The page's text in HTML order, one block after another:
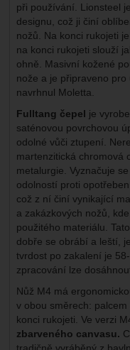
při používání. Lionsteel
designu, což ji činí
nožů. Na konci rukojeti je
na konci rukojeti slouží
ohně. Masivní kožené
nože a je připraveno
navrhnul Moletta.
Fulltang čepel je
saténovou povrchovou
odolné vůči ztupení.
martenzitická chromová
metalurgie. Vyznačuje
odolností proti
což z ní činí vynikající
a zakázkových nožů,
použitého materiálu.
dobře se obrábí a leští,
tvrdost po zakalení je
zpracování lze
Nůž M4 má
v obou směrech:
konci rukojeti. Ve verzi
zbarveného canvasu.